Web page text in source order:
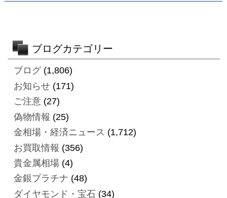
ブログカテゴリー
ブログ(1,806)
お知らせ(171)
ご注意(27)
偽物情報 (25)
金相場・経済ニュース (1,712)
お買取情報 (356)
貴金属相場(4)
金銀プラチナ (48)
ダイヤモンド・宝石(34)